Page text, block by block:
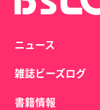
ニュース
雑誌ビーズログ
書籍情報